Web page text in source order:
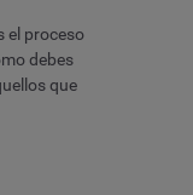
el proceso
debes
que